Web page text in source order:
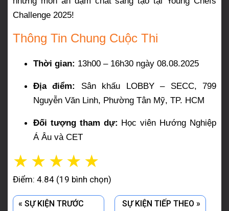
Challenge 2025!
Thông Tin Chung Cuộc Thi
Thời gian: 13h00 – 16h30 ngày 08.08.2025
Địa điểm:
Sân khấu LOBBY – SECC, 799
Nguyễn Văn Linh, Phường Tân Mỹ, TP. HCM
Đối tượng tham dự: Học viên Hướng Nghiệp
Á Âu và CET
☆
☆
☆
☆
☆
Điểm: 4.84 (19 bình chọn)
« SỰ KIỆN TRƯỚC
SỰ KIỆN TIẾP THEO »